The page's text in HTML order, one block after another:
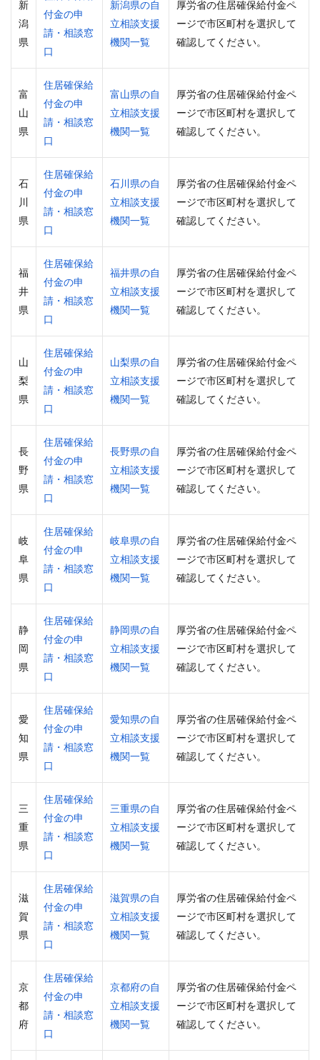
新
潟
県
付金の申
請・相談窓
口
新潟県の自
立相談支援
機関一覧
厚労省の住居確保給付金ペ
ージで市区町村を選択して
確認してください。
富
山
県
住居確保給
付金の申
請・相談窓
口
富山県の自
立相談支援
機関一覧
厚労省の住居確保給付金ペ
ージで市区町村を選択して
確認してください。
石
川
県
住居確保給
付金の申
請・相談窓
口
石川県の自
立相談支援
機関一覧
厚労省の住居確保給付金ペ
ージで市区町村を選択して
確認してください。
福
井
県
住居確保給
付金の申
請・相談窓
口
福井県の自
立相談支援
機関一覧
厚労省の住居確保給付金ペ
ージで市区町村を選択して
確認してください。
山
梨
県
住居確保給
付金の申
請・相談窓
口
山梨県の自
立相談支援
機関一覧
厚労省の住居確保給付金ペ
ージで市区町村を選択して
確認してください。
長
野
県
住居確保給
付金の申
請・相談窓
口
長野県の自
立相談支援
機関一覧
厚労省の住居確保給付金ペ
ージで市区町村を選択して
確認してください。
岐
阜
県
住居確保給
付金の申
請・相談窓
口
岐阜県の自
立相談支援
機関一覧
厚労省の住居確保給付金ペ
ージで市区町村を選択して
確認してください。
静
岡
県
住居確保給
付金の申
請・相談窓
口
静岡県の自
立相談支援
機関一覧
厚労省の住居確保給付金ペ
ージで市区町村を選択して
確認してください。
愛
知
県
住居確保給
付金の申
請・相談窓
口
愛知県の自
立相談支援
機関一覧
厚労省の住居確保給付金ペ
ージで市区町村を選択して
確認してください。
三
重
県
住居確保給
付金の申
請・相談窓
口
三重県の自
立相談支援
機関一覧
厚労省の住居確保給付金ペ
ージで市区町村を選択して
確認してください。
滋
賀
県
住居確保給
付金の申
請・相談窓
口
滋賀県の自
立相談支援
機関一覧
厚労省の住居確保給付金ペ
ージで市区町村を選択して
確認してください。
京
都
府
住居確保給
付金の申
請・相談窓
口
京都府の自
立相談支援
機関一覧
厚労省の住居確保給付金ペ
ージで市区町村を選択して
確認してください。